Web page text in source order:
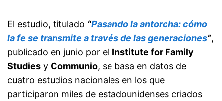
El estudio, titulado “Pasando la antorcha: cómo
la fe se transmite a través de las generaciones”,
publicado en junio por el Institute for Family
Studies y Communio, se basa en datos de
cuatro estudios nacionales en los que
participaron miles de estadounidenses criados